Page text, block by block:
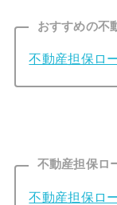
おすすめの不
不動産担保ロ
不動産担保ロ
不動産担保ロ